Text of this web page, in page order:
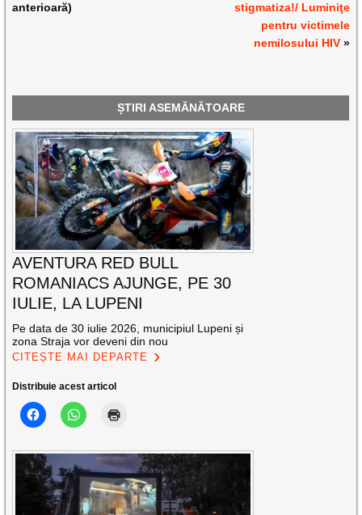
anterioară)
stigmatiza!/ Luminiţe
pentru victimele
nemilosului HIV»
ȘTIRI ASEMĂNĂTOARE
AVENTURA RED BULL
ROMANIACS AJUNGE, PE 30
IULIE, LA LUPENI
Pe data de 30 iulie 2026, municipiul Lupeni și
zona Straja vor deveni din nou
CITEȘTE MAI DEPARTE
Distribuie acest articol